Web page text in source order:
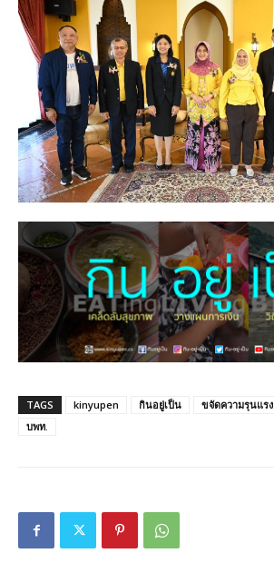
TAGS kinyupen กินอยู่เป็น ขจัดความรุนแรง
บพท.